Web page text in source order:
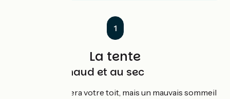
1
La tente
Dormir au chaud et au sec
Rien ne remplacera votre toit, mais un mauvais sommeil